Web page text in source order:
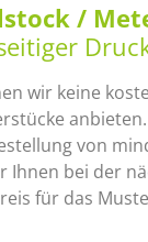
/
wir keine
anbieten.
von
Ihnen bei der
für das